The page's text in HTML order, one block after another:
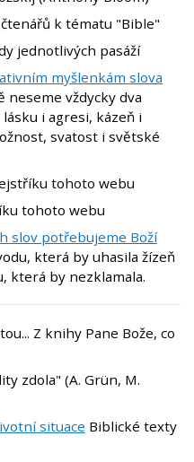
k tématu "Bible"
jednotlivých pasáží
myšlenkám slova
neseme vždycky dva
i agresi, kázeň i
svatost i světské
tohoto webu
tohoto webu
slov potřebujeme Boží
která by uhasila žízeň
která by nezklamala.
Z knihy Pane Bože, co
zdola" (A. Grün, M.
situace Biblické texty